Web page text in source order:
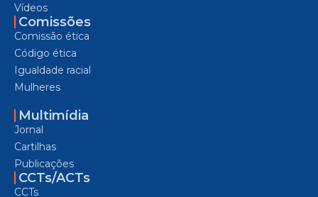
Vídeos
Comissões
Comissão ética
Código ética
Igualdade racial
Mulheres
Multimídia
Jornal
Cartilhas
Publicações
CCTs/ACTs
CCTs